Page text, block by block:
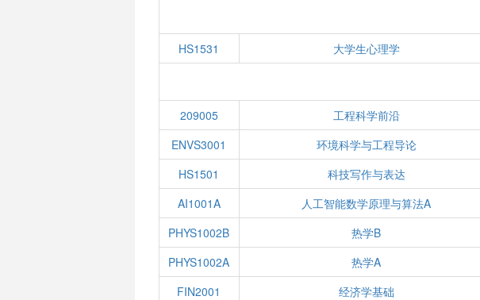
HS1531 大学生心理学
209005 工程科学前沿
ENVS3001
环境科学与工程导论
HS1501
科技写作与表达
AI1001A
人工智能数学原理与算法A
PHYS1002B
热学B
PHYS1002A
热学A
FIN2001
经济学基础